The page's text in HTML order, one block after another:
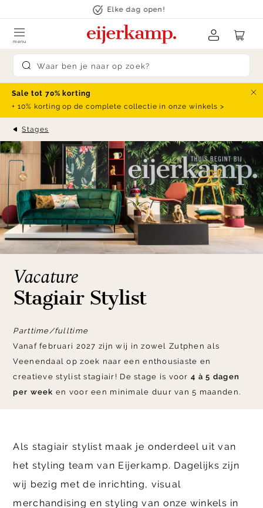
Elke dag open!
Submit search
menu
Sale tot 70% korting
+ 10% korting op de complete collectie in onze winkels >
Stages
Vacature
Stagiair Stylist
Parttime/fulltime
Vanaf februari 2027 zijn wij in zowel Zutphen als
Veenendaal op zoek naar een enthousiaste en
creatieve stylist stagiair! De stage is voor 4 à 5 dagen
per week en voor een minimale duur van 5 maanden.
Als stagiair stylist maak je onderdeel uit van
het styling team van Eijerkamp. Dagelijks zijn
wij bezig met de inrichting, visual
merchandising en styling van onze winkels in